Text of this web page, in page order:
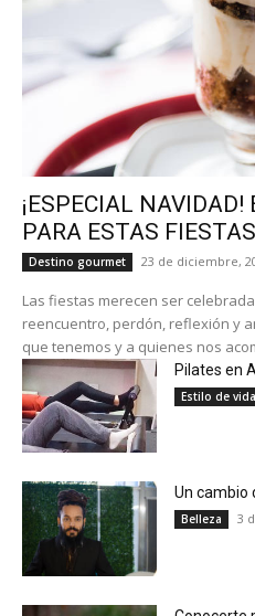
¡ESPECIAL
PARA ESTAS FIESTAS
Destino gourmet 23 de diciembre,
Las fiestas merecen ser
reencuentro, perdón, reflexión y
que tenemos y a quienes nos
Pilates en
Estilo de vida
Un cambio
Belleza 3